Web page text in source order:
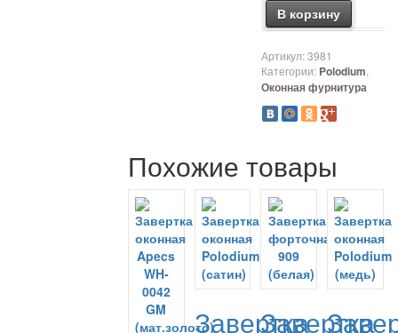
В корзину
Артикул:3981
Категории: Polodium,
Оконная фурнитура
Похожие товары
ЗаверткаЗавертка